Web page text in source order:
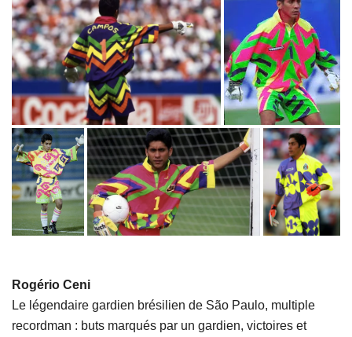
Rogério Ceni
Le légendaire gardien brésilien de São Paulo, multiple
recordman : buts marqués par un gardien, victoires et